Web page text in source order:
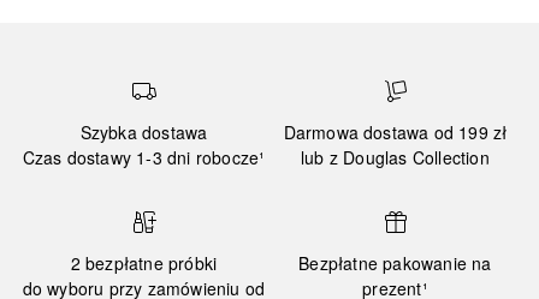
Szybka dostawa
Czas dostawy 1-3 dni robocze¹
Darmowa dostawa od 199 zł
lub z Douglas Collection
2 bezpłatne próbki
do wyboru przy zamówieniu od
Bezpłatne pakowanie na
prezent¹